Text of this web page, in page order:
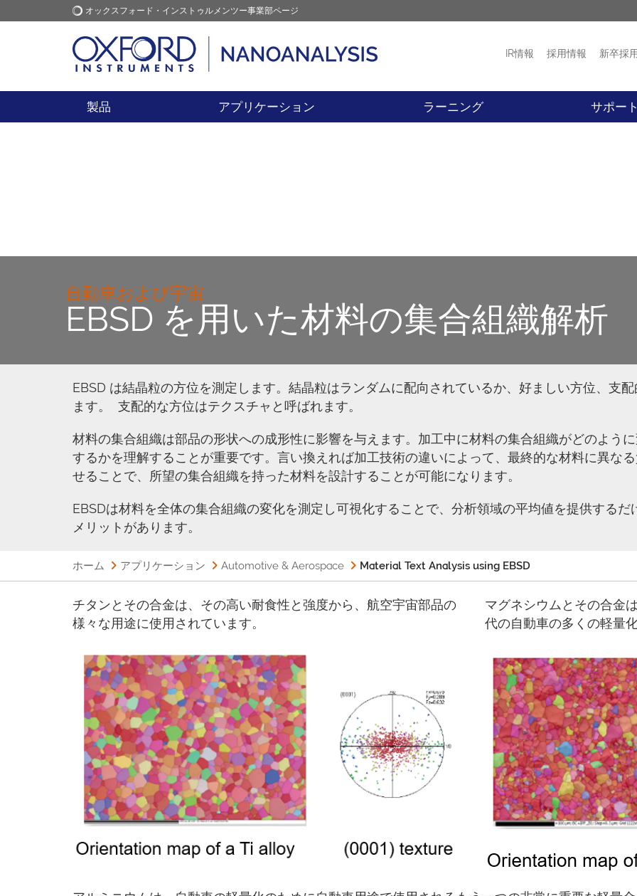
オックスフォード・インストゥルメンツー事業部ページ
オックスフォード・インス
トゥルメンツ
アプリケーション ニュース
IR情報 採用情報 新卒採
製品 アプリケーション ラーニング サポート
自動車および宇宙
EBSD を用いた材料の集合組織解析
EBSD は結晶粒の方位を測定します。結晶粒はランダムに配向されているか、好ましい方位、支
ます。 支配的な方位はテクスチャと呼ばれます。
材料の集合組織は部品の形状への成形性に影響を与えます。加工中に材料の集合組織がどのよう
するかを理解することが重要です。言い換えれば加工技術の違いによって、最終的な材料に異な
せることで、所望の集合組織を持った材料を設計することが可能になります。
EBSDは材料を全体の集合組織の変化を測定し可視化することで、分析領域の平均値を提供する
メリットがあります。
ホーム アプリケーション Automotive & Aerospace Material Text Analysis using EBSD
チタンとその合金は、その高い耐食性と強度から、航空宇宙部品の
様々な用途に使用されています。
マグネシウムとその合金
代の自動車の多くの軽量